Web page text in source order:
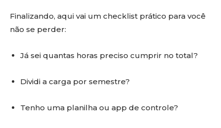
Finalizando, aqui vai um checklist prático para você
não se perder:
Já sei quantas horas preciso cumprir no total?
Dividi a carga por semestre?
Tenho uma planilha ou app de controle?